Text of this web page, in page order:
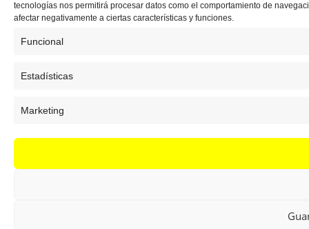
tecnologías nos permitirá procesar datos como el comportamiento de
afectar negativamente a ciertas características y funciones.
Funcional
Estadísticas
Marketing